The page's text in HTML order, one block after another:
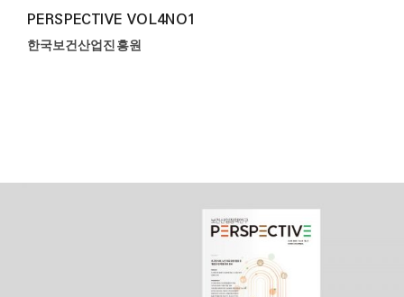
PERSPECTIVE VOL4NO1
한국보건산업진흥원